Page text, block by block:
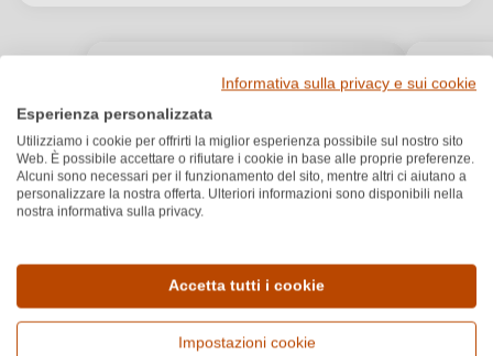
Informativa sulla privacy e sui cookie
Esperienza personalizzata
Utilizziamo i cookie per offrirti la miglior esperienza possibile sul nostro sito
Web. È possibile accettare o rifiutare i cookie in base alle proprie preferenze.
Alcuni sono necessari per il funzionamento del sito, mentre altri ci aiutano a
personalizzare la nostra offerta. Ulteriori informazioni sono disponibili nella
nostra informativa sulla privacy.
Accetta tutti i cookie
Impostazioni cookie